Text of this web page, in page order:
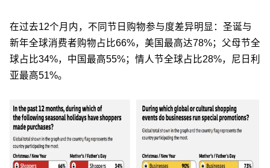
在过去12个月内，不同节日购物参与度差异明显：圣诞与
新年全球消费者购物占比66%，美国最高达78%；父母节全
球占比34%，中国最高55%；情人节全球占比28%，尼日利
亚最高51%。